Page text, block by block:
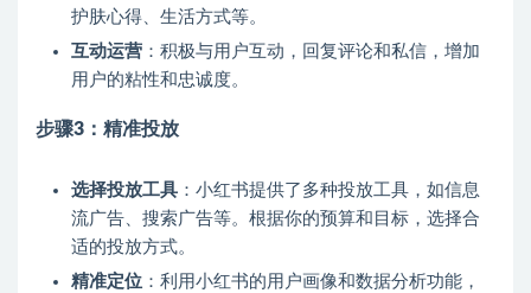
护肤心得、生活方式等。
互动运营 ：积极与用户互动，回复评论和私信，增加
用户的粘性和忠诚度。
步骤3：精准投放
选择投放工具 ：小红书提供了多种投放工具，如信息
流广告、搜索广告等。根据你的预算和目标，选择合
适的投放方式。
精准定位 ：利用小红书的用户画像和数据分析功能，